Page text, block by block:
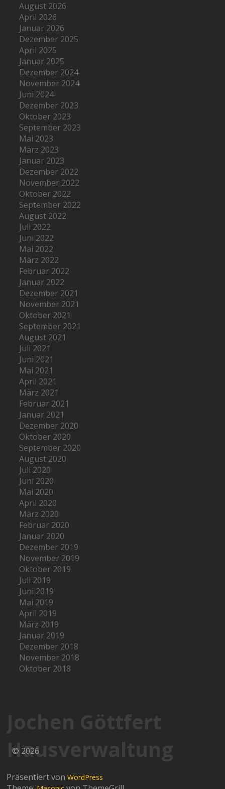
August 2026
April 2026
Januar 2026
Dezember 2025
April 2025
Januar 2025
Dezember 2024
November 2024
Juni 2024
Dezember 2023
Oktober 2023
September 2023
Mai 2023
März 2023
Januar 2023
Dezember 2022
November 2022
Oktober 2022
September 2022
August 2022
Juli 2022
Juni 2022
Mai 2022
März 2022
Februar 2022
Januar 2022
Dezember 2021
November 2021
Oktober 2021
September 2021
August 2021
Juli 2021
Juni 2021
Mai 2021
April 2021
März 2021
Februar 2021
Januar 2021
Dezember 2020
Oktober 2020
September 2020
August 2020
Juli 2020
Juni 2020
Mai 2020
April 2020
März 2020
Februar 2020
Januar 2020
Dezember 2019
November 2019
Oktober 2019
Juli 2019
Juni 2019
Mai 2019
April 2019
März 2019
Januar 2019
Dezember 2018
November 2018
Oktober 2018
Jochen Göttfert
Hausverwaltung
© 2026
Präsentiert vonWordPress